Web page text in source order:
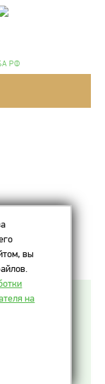
РФ
являются
вы
на